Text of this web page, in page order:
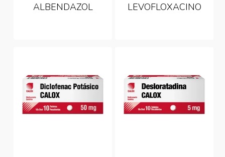
ALBENDAZOL LEVOFLOXACINO